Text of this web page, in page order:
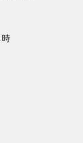
時